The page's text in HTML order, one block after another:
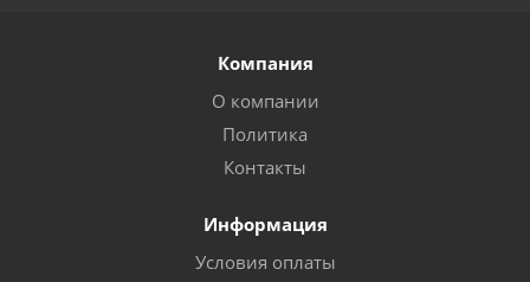
Компания
О компании
Политика
Контакты
Информация
Условия оплаты